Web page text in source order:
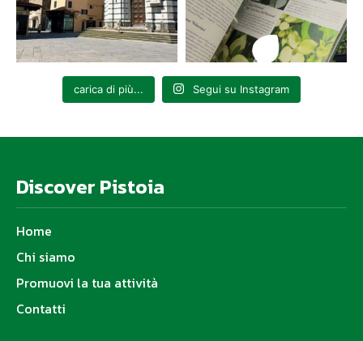
carica di più... Segui su Instagram
Discover Pistoia
Home
Chi siamo
Promuovi la tua attività
Contatti